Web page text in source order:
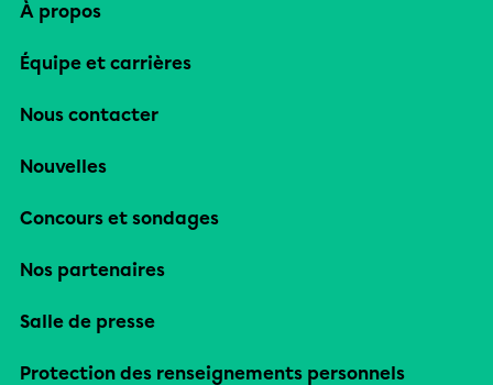
À propos
Équipe et carrières
Nous contacter
Nouvelles
Concours et sondages
Nos partenaires
Salle de presse
Protection des renseignements personnels